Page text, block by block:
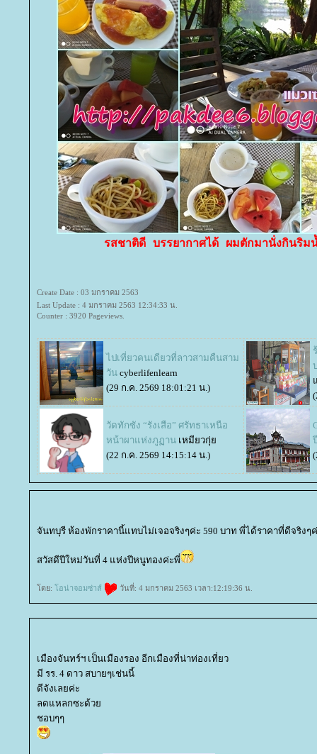
รสชาติดี บรรยากาศได้ ผมตักมานั่งกินริม
Create Date : 03 มกราคม 2563
Last Update : 4 มกราคม 2563 12:34:33 น.
Counter : 3920 Pageviews.
ไปเที่ยวคนเดียวที่ลาวสามคืนสาม
วัน cyberlifenlearn
(29 ก.ค. 2569 18:01:21 น.)
วัดทักซัง “รังเสือ” ศรัทธาเหนือ
หน้าผาแห่งภูฏาน เหมียวกุ่
(22 ก.ค. 2569 14:15:14 น.)
จันทบุรี ห้องพักราคานี้แทบไม่เจอจริงๆค่ะ 590 บาท พี่ได้ราคาที่ดีจริงๆ
สวัสดีปีใหม่วันที่ 4 แห่งปีหนูทองค่ะพี่
ดย: อน่าจอมซ่าส์ วันที่: 4 มกราคม 2563 เวลา:12:19:36 น.
เมืองจันทร์ฯ เป็นเมืองรอง อีกเมืองที่น่าท่องเที่ยว
มี รร. 4 ดาว สบายๆเช่นนี้
ดีจังเลยค่ะ
ลดแหลกซะด้ว
ชอบๆๆ